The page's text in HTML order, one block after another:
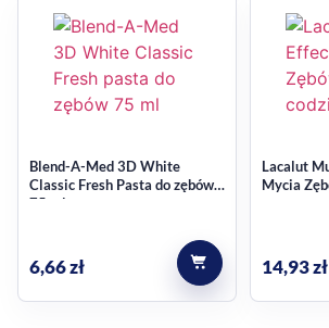
przeznaczona dla dorosłych
działanie ukierunkowane na
z dodatkiem aktywnego węgla
pełnowymiarowe opakowanie 75 ml
Jak wybrać ten
jednocześnie zależy Ci na produkcie z
łączy oba te kierunki w jednej formule.
Blend-A-Med 3D White
Classic Fresh Pasta do zębów
75 ml
6,66zł
Lacalut
Mycia
14,93zł